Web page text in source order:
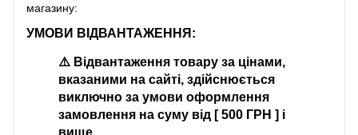
магазину:
УМОВИ ВІДВАНТАЖЕННЯ:
⚠️ Відвантаження товару за цінами,
вказаними на сайті, здійснюється
виключно за умови оформлення
замовлення на суму від [ 500 ГРН ] і
вище.